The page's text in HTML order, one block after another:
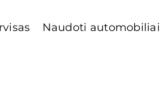
Naudoti automobiliai